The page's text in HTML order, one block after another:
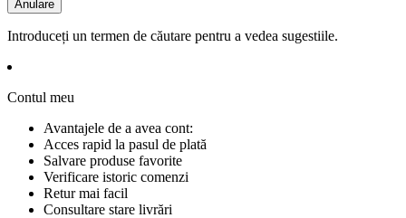
Anulare
Introduceți un termen de căutare pentru a vedea sugestiile.
Contul meu
Avantajele de a avea cont:
Acces rapid la pasul de plată
Salvare produse favorite
Verificare istoric comenzi
Retur mai facil
Consultare stare livrări